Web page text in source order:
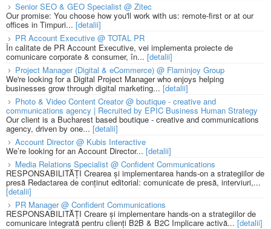
Senior SEO & GEO Specialist @ Zitec
Our promise: You choose how you'll work with us: remote-first or at our
offices in Timpuri... [detalii]
PR Account Executive @ TOTAL PR
În calitate de PR Account Executive, vei implementa proiecte de
comunicare corporate & consumer, în... [detalii]
Project Manager (Digital & eCommerce) @ Flaminjoy Group
We're looking for a Digital Project Manager who enjoys helping
businesses grow through digital marketing... [detalii]
Photo & Video Content Creator @ boutique - creative and
communications agency | Recruited by EPIC Business Human Strategy
Our client is a Bucharest based boutique - creative and communications
agency, driven by one... [detalii]
Account Director @ Kubis Interactive
We’re looking for an Account Director... [detalii]
Media Relations Specialist @ Confident Communications
RESPONSABILITĂȚI Crearea și implementarea hands-on a strategiilor de
presă Redactarea de conținut editorial: comunicate de presă, interviuri,...
[detalii]
PR Manager @ Confident Communications
RESPONSABILITĂȚI Creare și implementare hands-on a strategiilor de
comunicare integrată pentru clienți B2B & B2C Implicare activă... [detalii]